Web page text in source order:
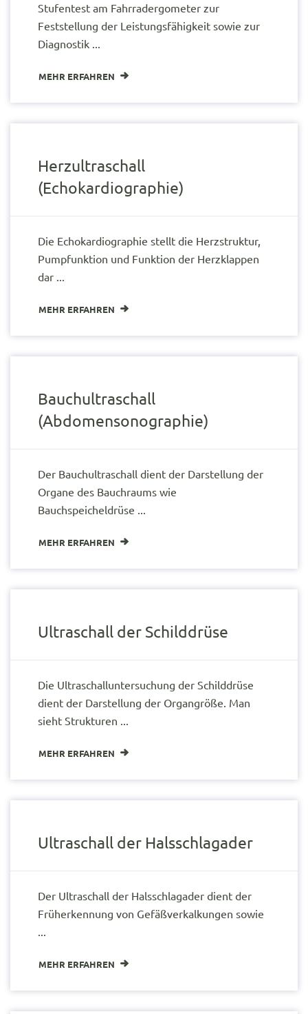
Stufentest am Fahrradergometer zur
Feststellung der Leistungsfähigkeit sowie zur
Diagnostik ...
MEHR ERFAHREN
Herzultraschall
(Echokardiographie)
Die Echokardiographie stellt die Herzstruktur,
Pumpfunktion und Funktion der Herzklappen
dar ...
MEHR ERFAHREN
Bauchultraschall
(Abdomensonographie)
Der Bauchultraschall dient der Darstellung der
Organe des Bauchraums wie
Bauchspeicheldrüse ...
MEHR ERFAHREN
Ultraschall der Schilddrüse
Die Ultraschalluntersuchung der Schilddrüse
dient der Darstellung der Organgröße. Man
sieht Strukturen ...
MEHR ERFAHREN
Ultraschall der Halsschlagader
Der Ultraschall der Halsschlagader dient der
Früherkennung von Gefäßverkalkungen sowie
...
MEHR ERFAHREN